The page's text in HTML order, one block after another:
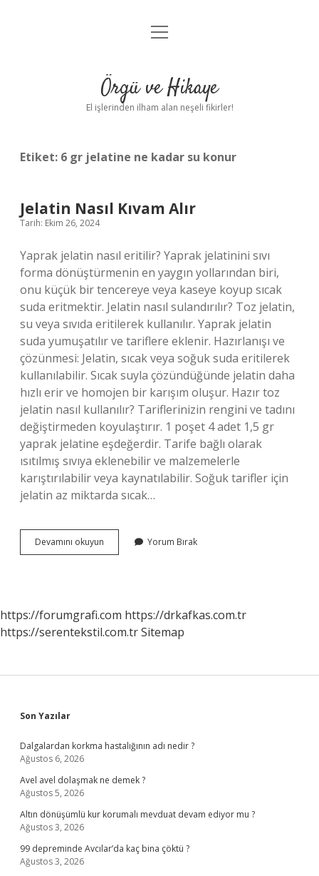
Anasayfa
Yasal Uyarı
menüyü
Örgü ve Hikaye
El işlerinden ilham alan neşeli fikirler!
Etiket: 6 gr jelatine ne kadar su konur
Jelatin Nasıl Kıvam Alır
Tarih: Ekim 26, 2024
Yaprak jelatin nasıl eritilir? Yaprak jelatinini sıvı
forma dönüştürmenin en yaygın yollarından biri,
onu küçük bir tencereye veya kaseye koyup sıcak
suda eritmektir. Jelatin nasıl sulandırılır? Toz jelatin,
su veya sıvıda eritilerek kullanılır. Yaprak jelatin
suda yumuşatılır ve tariflere eklenir. Hazırlanışı ve
çözünmesi: Jelatin, sıcak veya soğuk suda eritilerek
kullanılabilir. Sıcak suyla çözündüğünde jelatin daha
hızlı erir ve homojen bir karışım oluşur. Hazır toz
jelatin nasıl kullanılır? Tariflerinizin rengini ve tadını
değiştirmeden koyulaştırır. 1 poşet 4 adet 1,5 gr
yaprak jelatine eşdeğerdir. Tarife bağlı olarak
ısıtılmış sıvıya eklenebilir ve malzemelerle
karıştırılabilir veya kaynatılabilir. Soğuk tarifler için
jelatin az miktarda sıcak…
Devamını okuyun
Nasıl
Yorum Bırak
https://forumgrafi.com https://drkafkas.com.tr
https://serentekstil.com.trSitemap
Sidebar
Son Yazılar
Dalgalardan korkma hastalığının adı nedir ?
Ağustos 6, 2026
Avel avel dolaşmak ne demek ?
Ağustos 5, 2026
Altın dönüşümlü kur korumalı mevduat devam ediyor mu ?
Ağustos 3, 2026
99 depreminde Avcılar’da kaç bina çöktü ?
Ağustos 3, 2026